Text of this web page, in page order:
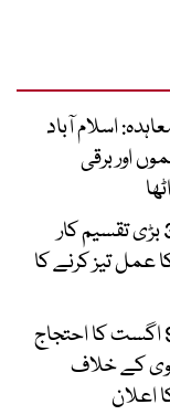
اسلام آباد
اور برقی
حکومت کا بجلی کی 3 بڑی تقسیم کار
عمل تیز کرنے کا
جماعت اسلامی نے 9 اگست کا احتجاج
کے خلاف
اعلان